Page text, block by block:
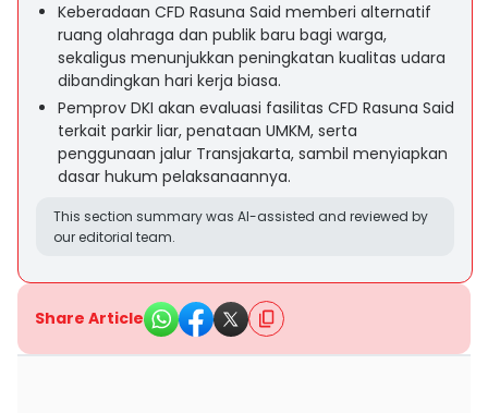
Keberadaan CFD Rasuna Said memberi alternatif
ruang olahraga dan publik baru bagi warga,
sekaligus menunjukkan peningkatan kualitas udara
dibandingkan hari kerja biasa.
Pemprov DKI akan evaluasi fasilitas CFD Rasuna Said
terkait parkir liar, penataan UMKM, serta
penggunaan jalur Transjakarta, sambil menyiapkan
dasar hukum pelaksanaannya.
This section summary was AI-assisted and reviewed by
our editorial team.
Share Article